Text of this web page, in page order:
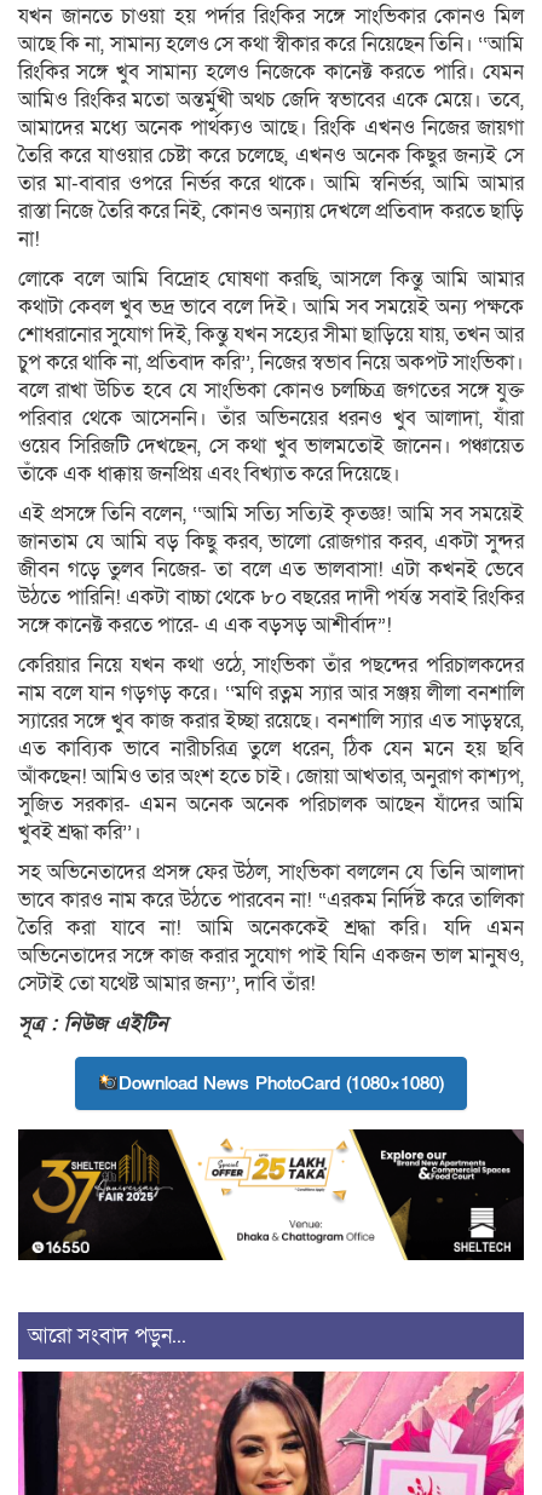
যখন জানতে চাওয়া হয় পর্দার রিংকির সঙ্গে সাংভিকার কোনও মিল
আছে কি না, সামান্য হলেও সে কথা স্বীকার করে নিয়েছেন তিনি। ‘‘আমি
রিংকির সঙ্গে খুব সামান্য হলেও নিজেকে কানেক্ট করতে পারি। যেমন
আমিও রিংকির মতো অন্তর্মুখী অথচ জেদি স্বভাবের একে মেয়ে। তবে,
আমাদের মধ্যে অনেক পার্থক্যও আছে। রিংকি এখনও নিজের জায়গা
তৈরি করে যাওয়ার চেষ্টা করে চলেছে, এখনও অনেক কিছুর জন্যই সে
তার মা-বাবার ওপরে নির্ভর করে থাকে। আমি স্বনির্ভর, আমি আমার
রাস্তা নিজে তৈরি করে নিই, কোনও অন্যায় দেখলে প্রতিবাদ করতে ছাড়ি
না!
লোকে বলে আমি বিদ্রোহ ঘোষণা করছি, আসলে কিন্তু আমি আমার
কথাটা কেবল খুব ভদ্র ভাবে বলে দিই। আমি সব সময়েই অন্য পক্ষকে
শোধরানোর সুযোগ দিই, কিন্তু যখন সহ্যের সীমা ছাড়িয়ে যায়, তখন আর
চুপ করে থাকি না, প্রতিবাদ করি’’, নিজের স্বভাব নিয়ে অকপট সাংভিকা।
বলে রাখা উচিত হবে যে সাংভিকা কোনও চলচ্চিত্র জগতের সঙ্গে যুক্ত
পরিবার থেকে আসেননি। তাঁর অভিনয়ের ধরনও খুব আলাদা, যাঁরা
ওয়েব সিরিজটি দেখছেন, সে কথা খুব ভালমতোই জানেন। পঞ্চায়েত
তাঁকে এক ধাক্কায় জনপ্রিয় এবং বিখ্যাত করে দিয়েছে।
এই প্রসঙ্গে তিনি বলেন, ‘‘আমি সত্যি সত্যিই কৃতজ্ঞ! আমি সব সময়েই
জানতাম যে আমি বড় কিছু করব, ভালো রোজগার করব, একটা সুন্দর
জীবন গড়ে তুলব নিজের- তা বলে এত ভালবাসা! এটা কখনই ভেবে
উঠতে পারিনি! একটা বাচ্চা থেকে ৮০ বছরের দাদী পর্যন্ত সবাই রিংকির
সঙ্গে কানেক্ট করতে পারে- এ এক বড়সড় আশীর্বাদ”!
কেরিয়ার নিয়ে যখন কথা ওঠে, সাংভিকা তাঁর পছন্দের পরিচালকদের
নাম বলে যান গড়গড় করে। ‘‘মণি রত্নম স্যার আর সঞ্জয় লীলা বনশালি
স্যারের সঙ্গে খুব কাজ করার ইচ্ছা রয়েছে। বনশালি স্যার এত সাড়ম্বরে,
এত কাব্যিক ভাবে নারীচরিত্র তুলে ধরেন, ঠিক যেন মনে হয় ছবি
আঁকছেন! আমিও তার অংশ হতে চাই। জোয়া আখতার, অনুরাগ কাশ্যপ,
সুজিত সরকার- এমন অনেক অনেক পরিচালক আছেন যাঁদের আমি
খুবই শ্রদ্ধা করি’’।
সহ অভিনেতাদের প্রসঙ্গ ফের উঠল, সাংভিকা বললেন যে তিনি আলাদা
ভাবে কারও নাম করে উঠতে পারবেন না! “এরকম নির্দিষ্ট করে তালিকা
তৈরি করা যাবে না! আমি অনেককেই শ্রদ্ধা করি। যদি এমন
অভিনেতাদের সঙ্গে কাজ করার সুযোগ পাই যিনি একজন ভাল মানুষও,
সেটাই তো যথেষ্ট আমার জন্য’’, দাবি তাঁর!
সূত্র : নিউজ এইটিন
Download News PhotoCard (1080×1080)
আরো সংবাদ পড়ুন...